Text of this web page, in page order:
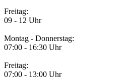
Freitag:
09 - 12 Uhr
Montag - Donnerstag:
07:00 - 16:30 Uhr
Freitag:
07:00 - 13:00 Uhr